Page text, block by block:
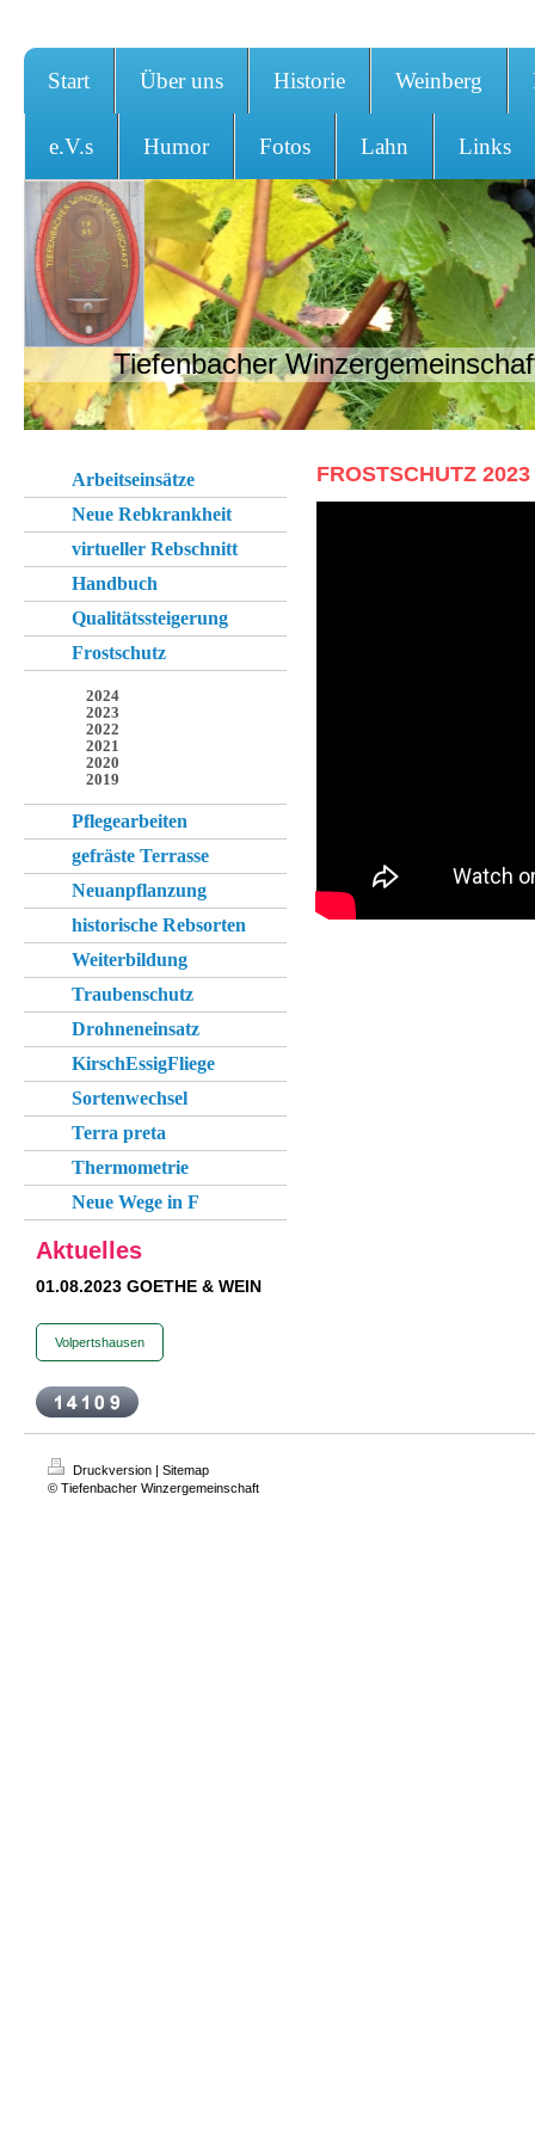
Start Über uns Historie Weinberg
e.V.s Humor Fotos Lahn Links
Tiefenbacher
Arbeitseinsätze
Neue Rebkrankheit
virtueller Rebschnitt
Handbuch
Qualitätssteigerung
Frostschutz
2024
2023
2022
2021
2020
2019
Pflegearbeiten
gefräste Terrasse
Neuanpflanzung
historische Rebsorten
Weiterbildung
Traubenschutz
Drohneneinsatz
KirschEssigFliege
Sortenwechsel
Terra preta
Thermometrie
Neue Wege in F
Aktuelles
01.08.2023 GOETHE & WEIN
Volpertshausen
FROSTSCHUTZ 2023
Druckversion | Sitemap
© Tiefenbacher Winzergemeinschaft